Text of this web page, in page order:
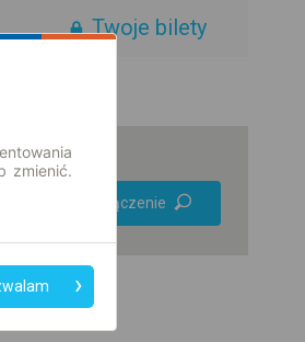
Twoje bilety
Znajdź połączenie
zmienić.